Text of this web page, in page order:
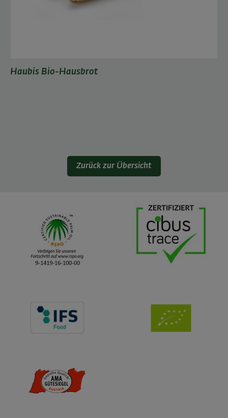
Haubis Bio-Hausbrot
Zurück zur Übersicht